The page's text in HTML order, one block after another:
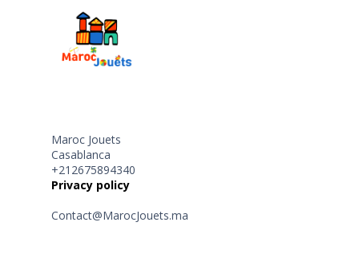
Maroc Jouets
Casablanca
+212675894340
Privacy policy
Contact@MarocJouets.ma